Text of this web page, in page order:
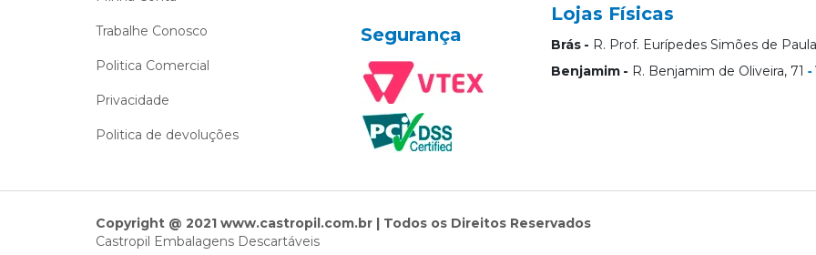
Trabalhe Conosco
Politica Comercial
Privacidade
Politica de devoluções
Segurança
Lojas Físicas
Brás
R. Prof. Eurípedes Simões de
Benjamim
R. Benjamim de Oliveira, 71
Copyright @ 2021 www.castropil.com.br | Todos os Direitos Reservados
Castropil Embalagens Descartáveis